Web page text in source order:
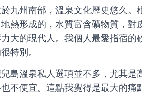
九州南部，溫泉文化歷史悠久
熱形成的，水質富含礦物質，
大的現代人。我個人最愛指宿
特別。
島溫泉私人選項並不多，尤其
不便宜。這點我覺得是最大的